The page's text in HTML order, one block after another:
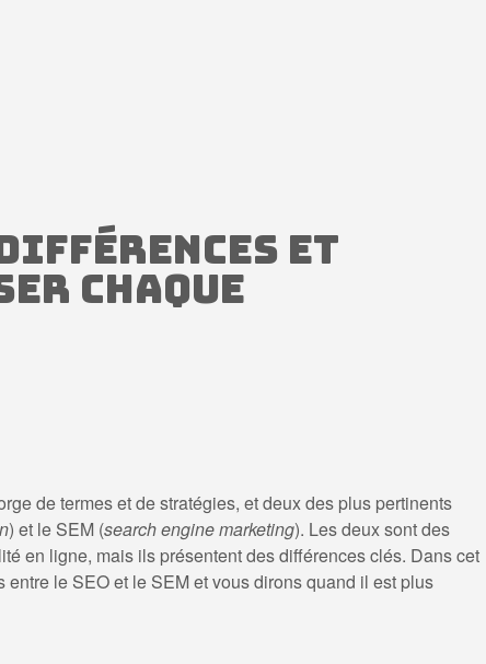
: différences et
chaque
de termes et de stratégies, et deux des plus pertinents
) et le SEM (search engine marketing). Les deux sont des
en ligne, mais ils présentent des différences clés. Dans cet
le SEO et le SEM et vous dirons quand il est plus